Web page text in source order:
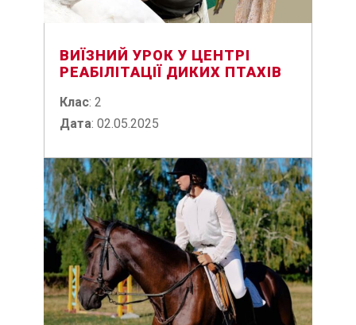
ВИЇЗНИЙ УРОК У ЦЕНТРІ
РЕАБІЛІТАЦІЇ ДИКИХ ПТАХІВ
Клас: 2
Дата: 02.05.2025